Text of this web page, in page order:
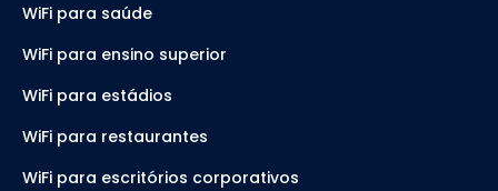
WiFi para saúde
WiFi para ensino superior
WiFi para estádios
WiFi para restaurantes
WiFi para escritórios corporativos